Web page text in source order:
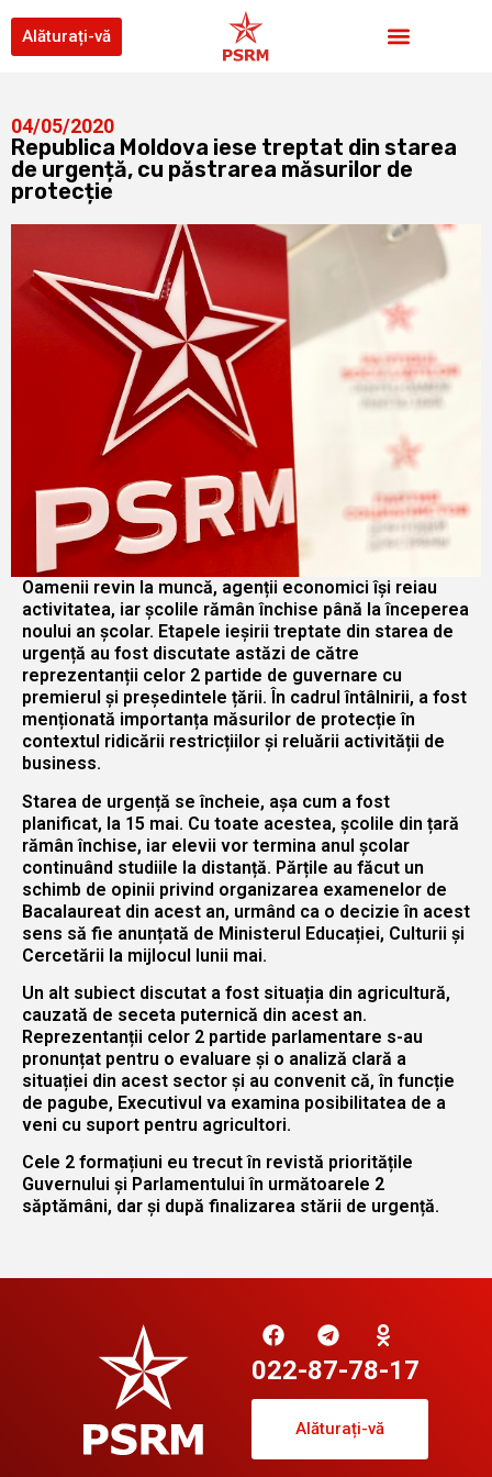
Alăturați-vă
04/05/2020
Republica Moldova iese treptat din starea
de urgență, cu păstrarea măsurilor de
protecție
Oamenii revin la muncă, agenții economici își reiau
activitatea, iar școlile rămân închise până la începerea
noului an școlar. Etapele ieșirii treptate din starea de
urgență au fost discutate astăzi de către
reprezentanții celor 2 partide de guvernare cu
premierul și președintele țării. În cadrul întâlnirii, a fost
menționată importanța măsurilor de protecție în
contextul ridicării restricțiilor și reluării activității de
business.
Starea de urgență se încheie, așa cum a fost
planificat, la 15 mai. Cu toate acestea, școlile din țară
rămân închise, iar elevii vor termina anul școlar
continuând studiile la distanță. Părțile au făcut un
schimb de opinii privind organizarea examenelor de
Bacalaureat din acest an, urmând ca o decizie în acest
sens să fie anunțată de Ministerul Educației, Culturii și
Cercetării la mijlocul lunii mai.
Un alt subiect discutat a fost situația din agricultură,
cauzată de seceta puternică din acest an.
Reprezentanții celor 2 partide parlamentare s-au
pronunțat pentru o evaluare și o analiză clară a
situației din acest sector și au convenit că, în funcție
de pagube, Executivul va examina posibilitatea de a
veni cu suport pentru agricultori.
Cele 2 formațiuni eu trecut în revistă prioritățile
Guvernului și Parlamentului în următoarele 2
săptămâni, dar și după finalizarea stării de urgență.
022-87-78-17
Alăturați-vă